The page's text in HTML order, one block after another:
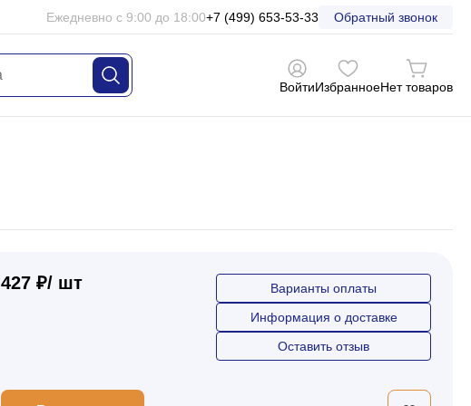
Ежедневно с 9:00 до 18:00+7 (499) 653-53-33 Обратный звонок
ВойтиИзбранноеНет товаров
427 ₽/ шт
Варианты оплаты
Информация о доставке
Оставить отзыв